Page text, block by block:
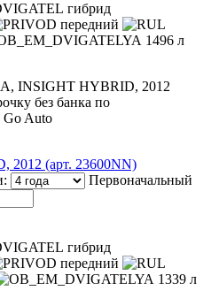
гибрид
передний
1496 л
(арт. 23600NN)
Первоначальный
гибрид
передний
1339 л